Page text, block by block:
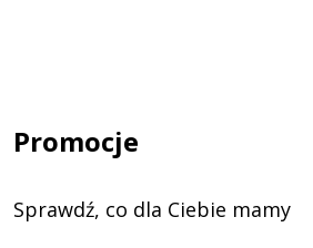
Promocje
Sprawdź, co dla Ciebie mamy